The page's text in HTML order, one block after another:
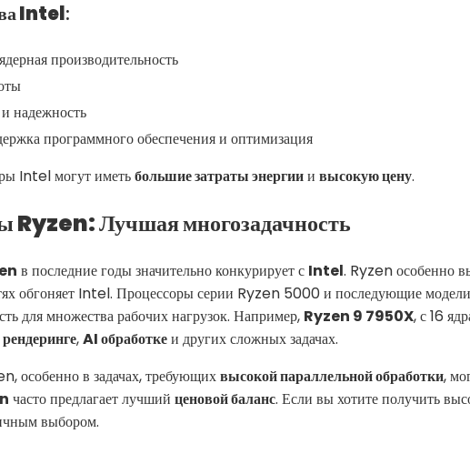
Intel:
производительность
надежность
программного обеспечения и оптимизация
Intel могут иметьбольшие затраты энергиии высокую цену.
Ryzen: Лучшая многозадачность
в последние годы значительно конкурирует с Intel. Ryzen особенно
обгоняет Intel. Процессоры серии Ryzen 5000 и последующие
для множества рабочих нагрузок. Например, Ryzen 9 7950X, с 16
рендеринге,AI обработкеи других сложных задачах.
особенно в задачах, требующихвысокой параллельной обработки,
часто предлагает лучший ценовой баланс. Если вы хотите получить
выбором.